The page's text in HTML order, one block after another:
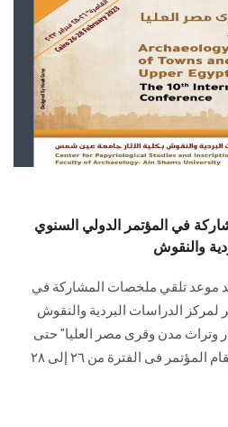
في المؤتمر الدولي السنوي
والنقوش
مد موعد تلقي ملخصات المشاركة في
لمركز الدراسات البردية والنقوش
وتراث مدن وقرى مصر العليا" حتى
يوم ٣٠ نوفمبر ٢٠٢٢، وسوف يقام المؤتمر فى الفترة من ٢٦ إلى ٢٨